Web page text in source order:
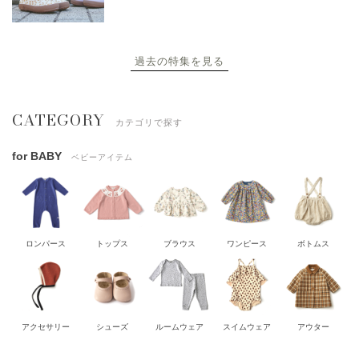
過去の特集を見る
CATEGORY カテゴリで探す
for BABY ベビーアイテム
ロンパース トップス ブラウス ワンピース ボトムス
アクセサリー シューズ ルームウェア スイムウェア アウター